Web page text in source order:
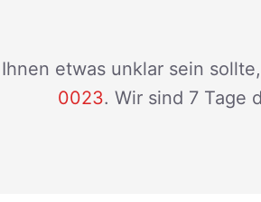
etwas unklar sein
0023. Wir sind 7 Tage